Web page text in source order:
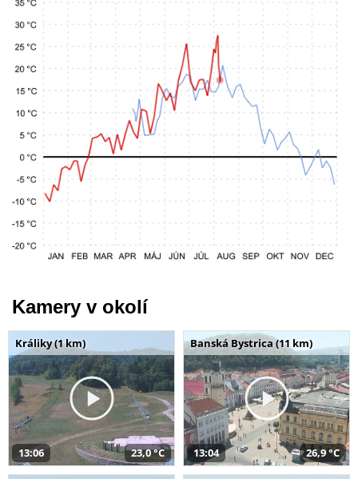
Kamery v okolí
Králiky (1 km)
13:06 23,0 °C
Banská Bystrica (11 km)
13:04 26,9 °C